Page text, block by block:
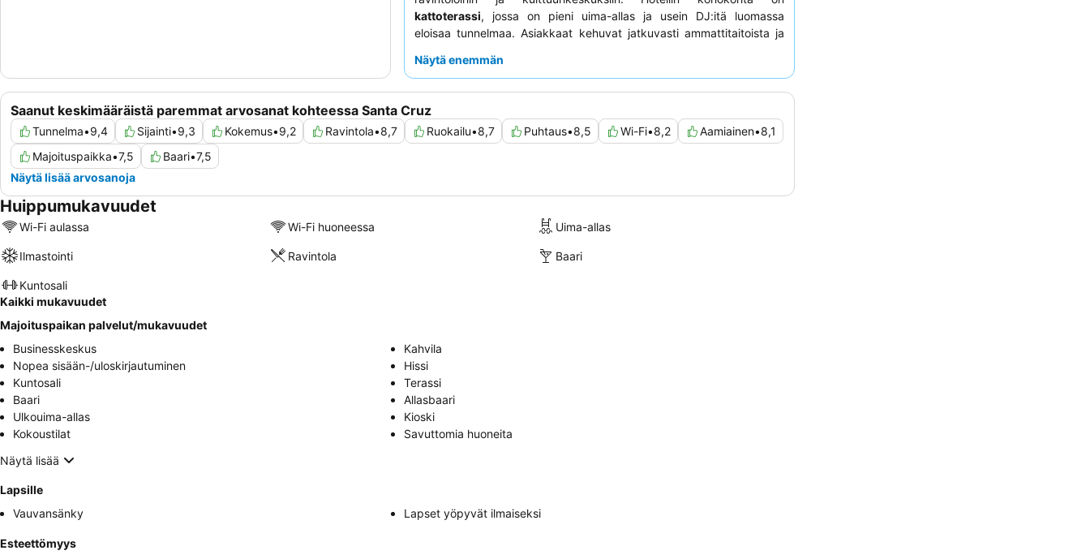
kattoterassi, jossa on pieni uima-allas ja usein DJ:itä luomassa
eloisaa tunnelmaa. Asiakkaat kehuvat jatkuvasti ammattitaitoista ja
monipuolisine vaihtoehtoineen, mukaan lukien vaihtoehdot
Näytä enemmän
Saanut keskimääräistä paremmat arvosanat kohteessa Santa Cruz
Tunnelma•9,4 Sijainti•9,3 Kokemus•9,2 Ravintola•8,7 Ruokailu•8,7 Puhtaus•8,5 Wi-Fi•8,2 Aamiainen•8,1
Majoituspaikka•7,5 Baari•7,5
Näytä lisää arvosanoja
Huippumukavuudet
Wi-Fi aulassa Wi-Fi huoneessa Uima-allas
Ilmastointi Ravintola Baari
Kuntosali
Kaikki mukavuudet
Majoituspaikan palvelut/mukavuudet
Businesskeskus
Kahvila
Nopea sisään-/uloskirjautuminen
Hissi
Kuntosali
Terassi
Baari
Allasbaari
Ulkouima-allas
Kioski
Kokoustilat
Savuttomia huoneita
Näytä lisää
Lapsille
Vauvansänky
Lapset yöpyvät ilmaiseksi
Esteettömyys